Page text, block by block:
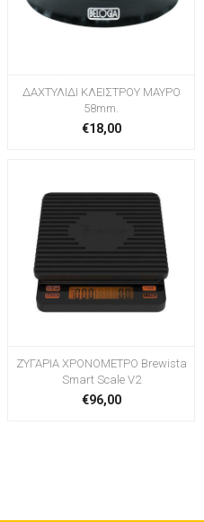
ΔΑΧΤΥΛΙΔΙ ΚΛΕΙΣΤΡΟΥ ΜΑΥΡΟ
58mm.
€18,00
ΖΥΓΑΡΙΑ ΧΡΟΝΟΜΕΤΡΟ Brewista
Smart Scale V2
€96,00